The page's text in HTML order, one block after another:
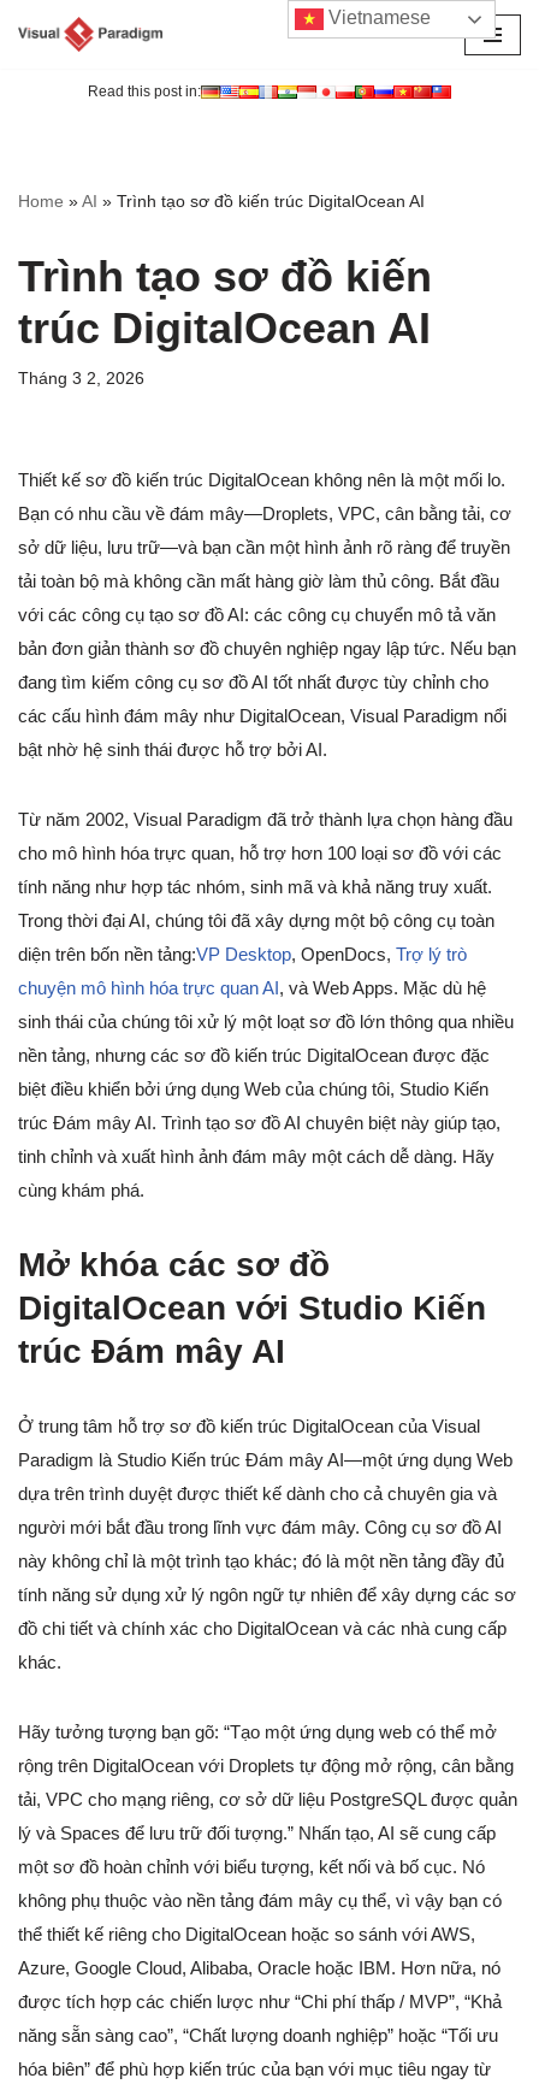
Read this post in:
Home »AI » Trình tạo sơ đồ kiến trúc DigitalOcean AI
Trình tạo sơ đồ kiến
trúc DigitalOcean AI
Tháng 3 2, 2026
Thiết kế sơ đồ kiến trúc DigitalOcean không nên là một mối lo.
Bạn có nhu cầu về đám mây—Droplets, VPC, cân bằng tải, cơ
sở dữ liệu, lưu trữ—và bạn cần một hình ảnh rõ ràng để truyền
tải toàn bộ mà không cần mất hàng giờ làm thủ công. Bắt đầu
với các công cụ tạo sơ đồ AI: các công cụ chuyển mô tả văn
bản đơn giản thành sơ đồ chuyên nghiệp ngay lập tức. Nếu bạn
đang tìm kiếm công cụ sơ đồ AI tốt nhất được tùy chỉnh cho
các cấu hình đám mây như DigitalOcean, Visual Paradigm nổi
bật nhờ hệ sinh thái được hỗ trợ bởi AI.
Từ năm 2002, Visual Paradigm đã trở thành lựa chọn hàng đầu
cho mô hình hóa trực quan, hỗ trợ hơn 100 loại sơ đồ với các
tính năng như hợp tác nhóm, sinh mã và khả năng truy xuất.
Trong thời đại AI, chúng tôi đã xây dựng một bộ công cụ toàn
diện trên bốn nền tảng:VP Desktop, OpenDocs, Trợ lý trò
chuyện mô hình hóa trực quan AI, và Web Apps. Mặc dù hệ
sinh thái của chúng tôi xử lý một loạt sơ đồ lớn thông qua nhiều
nền tảng, nhưng các sơ đồ kiến trúc DigitalOcean được đặc
biệt điều khiển bởi ứng dụng Web của chúng tôi, Studio Kiến
trúc Đám mây AI. Trình tạo sơ đồ AI chuyên biệt này giúp tạo,
tinh chỉnh và xuất hình ảnh đám mây một cách dễ dàng. Hãy
cùng khám phá.
Mở khóa các sơ đồ
DigitalOcean với Studio Kiến
trúc Đám mây AI
Ở trung tâm hỗ trợ sơ đồ kiến trúc DigitalOcean của Visual
Paradigm là Studio Kiến trúc Đám mây AI—một ứng dụng Web
dựa trên trình duyệt được thiết kế dành cho cả chuyên gia và
người mới bắt đầu trong lĩnh vực đám mây. Công cụ sơ đồ AI
này không chỉ là một trình tạo khác; đó là một nền tảng đầy đủ
tính năng sử dụng xử lý ngôn ngữ tự nhiên để xây dựng các sơ
đồ chi tiết và chính xác cho DigitalOcean và các nhà cung cấp
khác.
Hãy tưởng tượng bạn gõ: “Tạo một ứng dụng web có thể mở
rộng trên DigitalOcean với Droplets tự động mở rộng, cân bằng
tải, VPC cho mạng riêng, cơ sở dữ liệu PostgreSQL được quản
lý và Spaces để lưu trữ đối tượng.” Nhấn tạo, AI sẽ cung cấp
một sơ đồ hoàn chỉnh với biểu tượng, kết nối và bố cục. Nó
không phụ thuộc vào nền tảng đám mây cụ thể, vì vậy bạn có
thể thiết kế riêng cho DigitalOcean hoặc so sánh với AWS,
Azure, Google Cloud, Alibaba, Oracle hoặc IBM. Hơn nữa, nó
được tích hợp các chiến lược như “Chi phí thấp / MVP”, “Khả
năng sẵn sàng cao”, “Chất lượng doanh nghiệp” hoặc “Tối ưu
hóa biên” để phù hợp kiến trúc của bạn với mục tiêu ngay từ
Vietnamese